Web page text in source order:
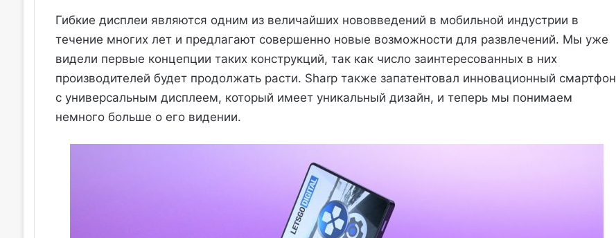
Гибкие дисплеи являются одним из величайших нововведений в мобильной индустрии в
течение многих лет и предлагают совершенно новые возможности для развлечений. Мы уже
видели первые концепции таких конструкций, так как число заинтересованных в них
производителей будет продолжать расти. Sharp также запатентовал инновационный смартфон
с универсальным дисплеем, который имеет уникальный дизайн, и теперь мы понимаем
немного больше о его видении.